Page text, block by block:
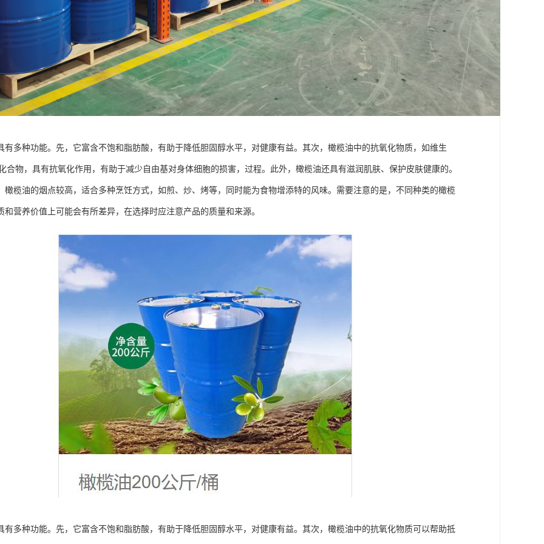
有多种功能。先，它富含不饱和脂肪酸，有助于降低胆固醇水平，对健康有益。其次，橄榄油中的抗氧化物质，如维生
合物，具有抗氧化作用，有助于减少自由基对身体细胞的损害，过程。此外，橄榄油还具有滋润肌肤、保护皮肤健康的。
橄榄油的烟点较高，适合多种烹饪方式，如煎、炒、烤等，同时能为食物增添特的风味。需要注意的是，不同种类的橄榄
和营养价值上可能会有所差异，在选择时应注意产品的质量和来源。
有多种功能。先，它富含不饱和脂肪酸，有助于降低胆固醇水平，对健康有益。其次，橄榄油中的抗氧化物质可以帮助抵